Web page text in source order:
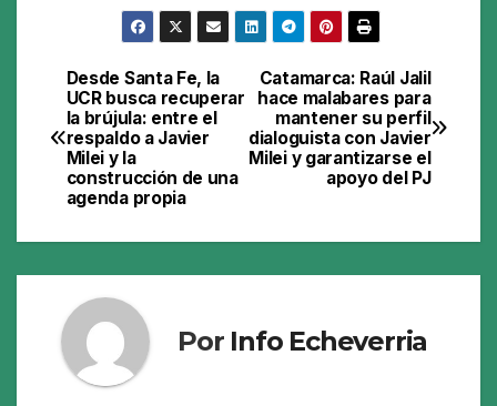
Navegación
de
entradas
Catamarca: Raúl Jalil
hace malabares para
mantener su perfil
dialoguista con Javier
Milei y garantizarse el
apoyo del PJ
Desde Santa Fe, la
UCR busca recuperar
la brújula: entre el
respaldo a Javier
Milei y la
construcción de una
agenda propia
Por Info Echeverria